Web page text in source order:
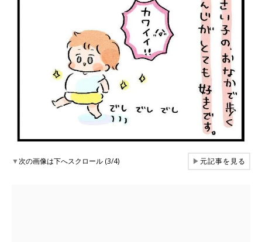
▼次の画像は下へスクロール (3/4) ▶元記事を見る